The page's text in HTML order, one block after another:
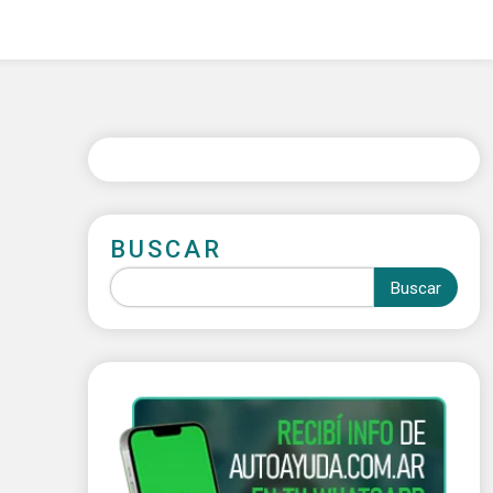
BUSCAR
Buscar